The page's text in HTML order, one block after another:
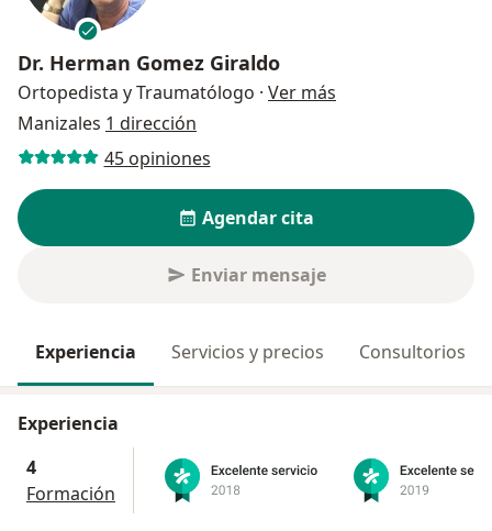
Dr. Herman Gomez Giraldo
Ortopedista y Traumatólogo · Ver más
Manizales 1 dirección
45 opiniones
Agendar cita
Enviar mensaje
Experiencia Servicios y precios Consultorios
Experiencia
4
Formación